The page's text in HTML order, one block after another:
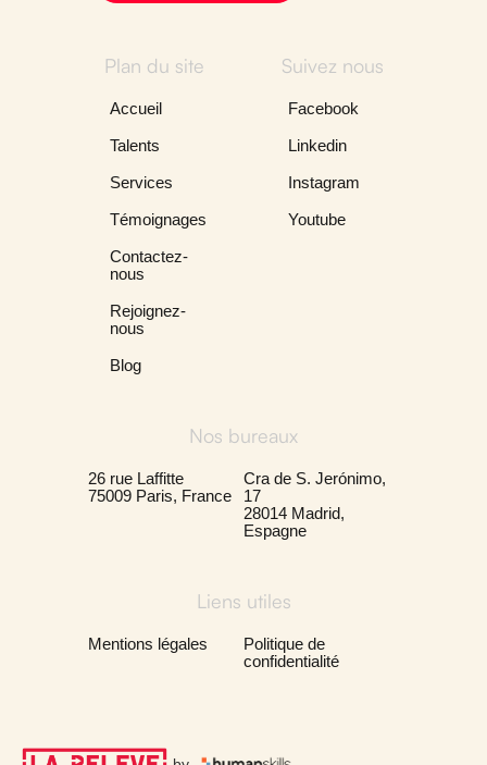
Plan du site
Accueil
Talents
Services
Témoignages
Contactez-
nous
Rejoignez-
nous
Blog
Suivez nous
Facebook
Linkedin
Instagram
Youtube
Nos bureaux
26 rue Laffitte
75009 Paris, France
Cra de S. Jerónimo,
17
28014 Madrid,
Espagne
Liens utiles
Mentions légales
Politique de
confidentialité